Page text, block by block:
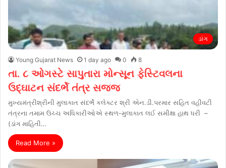
ડાંગ
Young Gujarat News 1 day ago 0 8
તા. ૮ ઓગસ્ટે સાપુતારા મોન્સૂન ફેસ્ટિવલના
ઉદ્ઘાટન સંદર્ભે તંત્ર સજ્જ
મુખ્યમંત્રીશ્રીની મુલાકાત સંદર્ભે કલેક્ટર શ્રી એન.ડી.પરમાર સહિત વહીવટી
તંત્રના તમામ ઉચ્ચ અધિકારીઓએ સ્થળ-મુલાકાત લઈ સમીક્ષા હાથ ધરી –
(ડાંગ માહિતી…
Read More »